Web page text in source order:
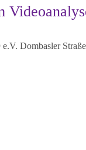
Dombasler